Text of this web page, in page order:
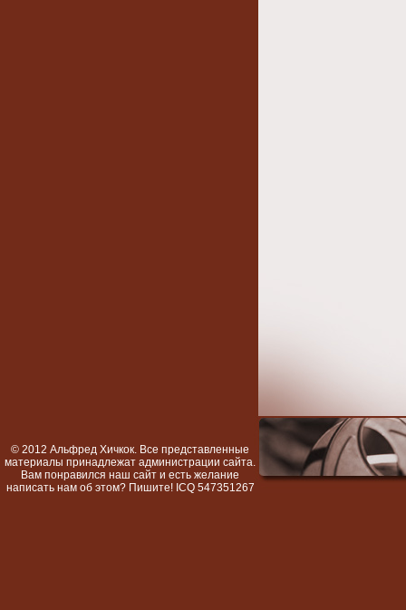
© 2012 Альфред Хичкок. Все представленные
материалы принадлежат администрации сайта.
Вам понравился наш сайт и есть желание
написать нам об этом? Пишите! ICQ 547351267